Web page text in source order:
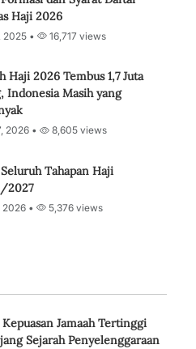
Haji 2026
2025 • 16,717 views
Haji 2026 Tembus 1,7 Juta
Indonesia Masih yang
2026 • 8,605 views
Tahapan Haji
2027
2026 • 5,376 views
Jamaah Tertinggi
Sejarah Penyelenggaraan